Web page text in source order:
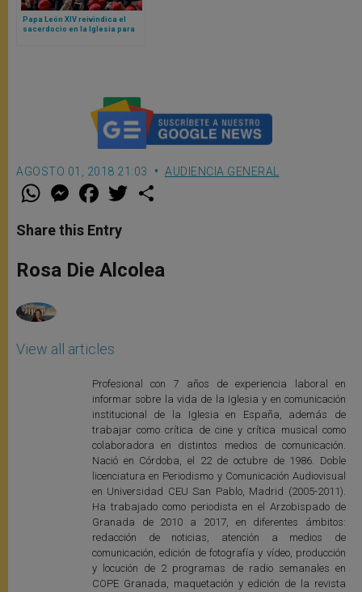
Papa León XIV reivindica el
sacerdocio en la Iglesia para
AGOSTO 01, 2018 21:03 AUDIENCIA GENERAL
W
t
s
p
p
M
e
s
e
g
e
F
a
e
b
o
k
w
r
Share this Entry
Rosa Die Alcolea
View all articles
Profesional con 7 años de experiencia laboral en
informar sobre la vida de la Iglesia y en comunicación
institucional de la Iglesia en España, además de
trabajar como crítica de cine y crítica musical como
colaboradora en distintos medios de comunicación.
Nació en Córdoba, el 22 de octubre de 1986. Doble
licenciatura en Periodismo y Comunicación Audiovisual
en Universidad CEU San Pablo, Madrid (2005-2011).
Ha trabajado como periodista en el Arzobispado de
Granada de 2010 a 2017, en diferentes ámbitos:
redacción de noticias, atención a medios de
comunicación, edición de fotografía y vídeo, producción
y locución de 2 programas de radio semanales en
COPE Granada, maquetación y edición de la revista